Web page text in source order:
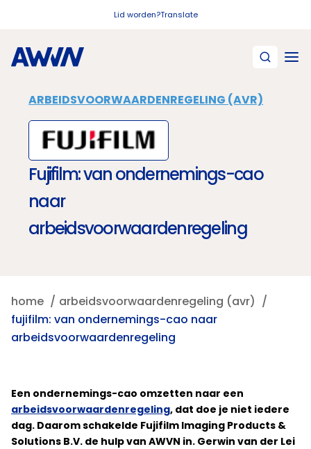
Lid worden?Translate
ARBEIDSVOORWAARDENREGELING (AVR)
Fujifilm: van ondernemings-cao
naar
arbeidsvoorwaardenregeling
home
arbeidsvoorwaardenregeling (avr)
fujifilm: van ondernemings-cao naar
arbeidsvoorwaardenregeling
Een ondernemings-cao omzetten naar een
arbeidsvoorwaardenregeling, dat doe je niet iedere
dag. Daarom schakelde Fujifilm Imaging Products &
Solutions B.V. de hulp van AWVN in. Gerwin van der Lei